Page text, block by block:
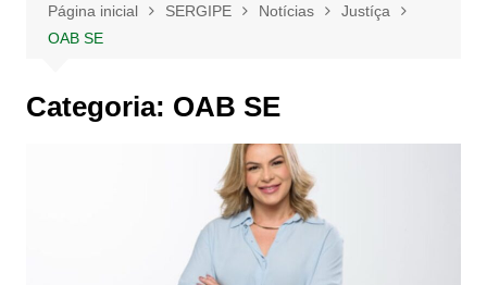
Página inicial SERGIPE Notícias
Justíça
OAB SE
Categoria: OAB SE